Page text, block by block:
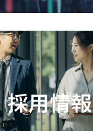
採用情報